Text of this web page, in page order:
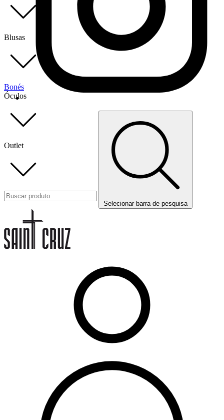
Blusas
Bonés
Óculos
Outlet
Selecionar barra de pesquisa